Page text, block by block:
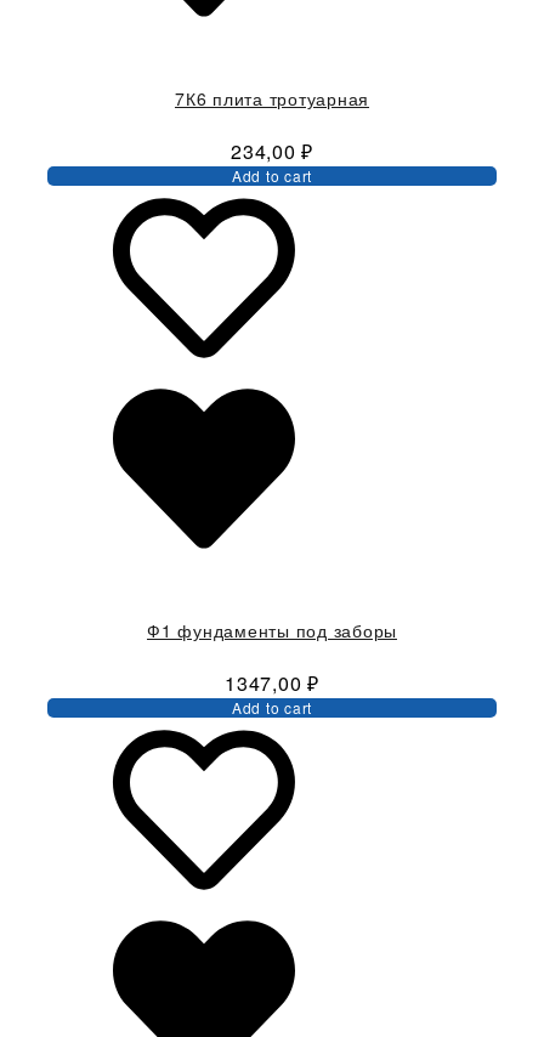
7К6 плита тротуарная
234,00₽
Add to cart
Ф1 фундаменты под заборы
1347,00₽
Add to cart